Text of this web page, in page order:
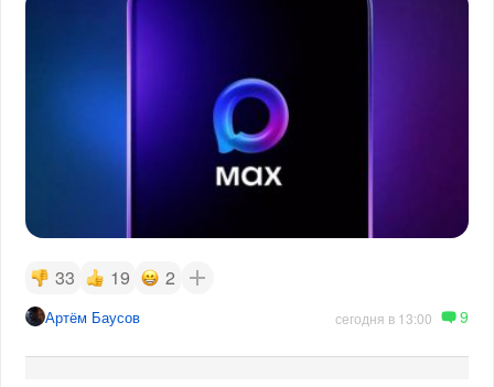
33 19 2
Артём Баусов сегодня в 13:00 9